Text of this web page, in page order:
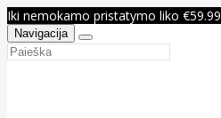
Iki nemokamo pristatymo liko €59.99
Navigacija